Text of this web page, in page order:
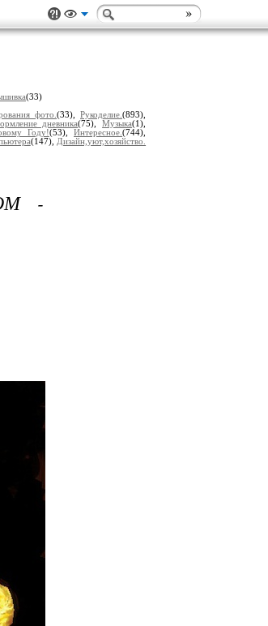
(33)
фото. (33), Рукоделие. (893),
дневника(75),Музыка(1),
Году!(53),Интересное.(744),
(147), Дизайн,уют,хозяйство.
-